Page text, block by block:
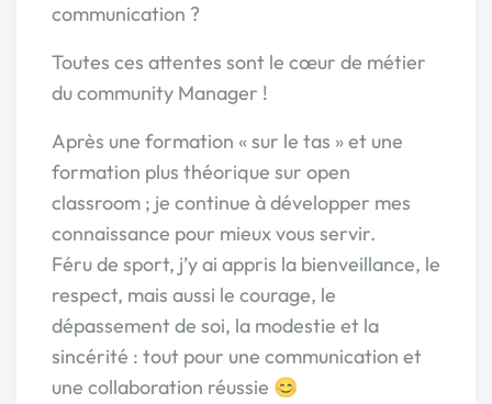
communication ?
Toutes ces attentes sont le cœur de métier
du community Manager !
Après une formation « sur le tas » et une
formation plus théorique sur open
classroom ; je continue à développer mes
connaissance pour mieux vous servir.
Féru de sport, j’y ai appris la bienveillance, le
respect, mais aussi le courage, le
dépassement de soi, la modestie et la
sincérité : tout pour une communication et
une collaboration réussie 😊